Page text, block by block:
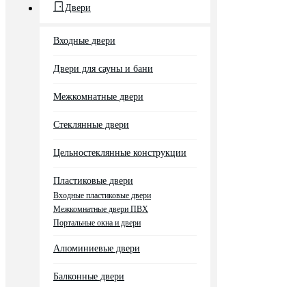
Двери
Входные двери
Двери для сауны и бани
Межкомнатные двери
Стеклянные двери
Цельностеклянные конструкции
Пластиковые двери
Входные пластиковые двери
Межкомнатные двери ПВХ
Портальные окна и двери
Алюминиевые двери
Балконные двери